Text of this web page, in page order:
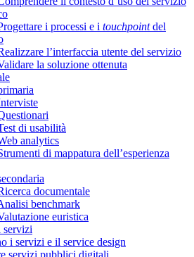
i processi e i touchpointdel
l’interfaccia utente del servizio
la soluzione ottenuta
di usabilità
analytics
di mappatura dell’esperienza
documentale
benchmark
euristica
servizi
i servizi e il service design
servizi pubblici digitali